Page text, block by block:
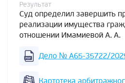
Результат
Суд определил завершить
реализации имущества
отношении Имамиевой А. А.
Дело № А65-35722/